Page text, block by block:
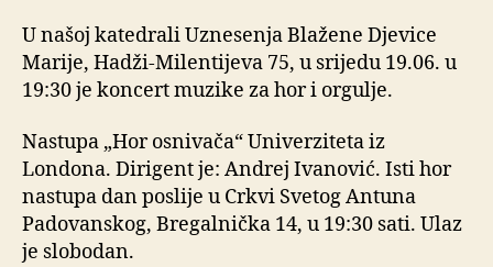
U našoj katedrali Uznesenja Blažene Djevice
Marije, Hadži-Milentijeva 75, u srijedu 19.06. u
19:30 je koncert muzike za hor i orgulje.
Nastupa „Hor osnivača“ Univerziteta iz
Londona. Dirigent je: Andrej Ivanović. Isti hor
nastupa dan poslije u Crkvi Svetog Antuna
Padovanskog, Bregalnička 14, u 19:30 sati. Ulaz
je slobodan.